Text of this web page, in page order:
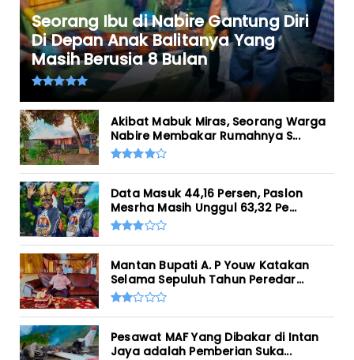
Seorang Ibu di Nabire Gantung Diri
Di Depan Anak Balitanya Yang
Masih Berusia 8 Bulan
Akibat Mabuk Miras, Seorang Warga
Nabire Membakar Rumahnya S...
Data Masuk 44,16 Persen, Paslon
Mesrha Masih Unggul 63,32 Pe...
Mantan Bupati A. P Youw Katakan
Selama Sepuluh Tahun Peredar...
Pesawat MAF Yang Dibakar di Intan
Jaya adalah Pemberian Suka...